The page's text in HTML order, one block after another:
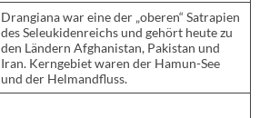
Drangiana war eine der „oberen“ Satrapien
des Seleukidenreichs und gehört heute zu
den Ländern Afghanistan, Pakistan und
Iran. Kerngebiet waren der Hamun-See
und der Helmandfluss.